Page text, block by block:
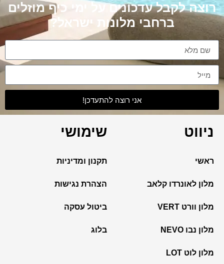
רוצה לקבל עדכונים על ימי כיף מוזלים
ברחבי מלונות ישראל?
אני רוצה להתעדכן!
ניווט
ראשי
מלון לאונרדו קלאב
מלון וורט VERT
מלון נבו NEVO
מלון לוט LOT
שימושי
תקנון ומדיניות
הצהרת נגישות
ביטול עסקה
בלוג